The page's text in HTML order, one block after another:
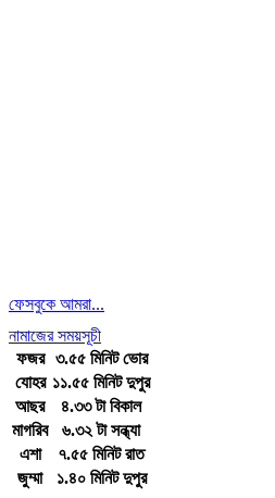
ফেসবুকে আমরা...
নামাজের সময়সূচী
ফজর
৩.৫৫ মিনিট ভোর
যোহর ১১.৫৫ মিনিট দুপুর
আছর
৪.৩৩ টা বিকাল
মাগরিব
৬.৩২ টা সন্ধ্যা
এশা
৭.৫৫ মিনিট রাত
জুম্মা
১.৪০ মিনিট দুপুর